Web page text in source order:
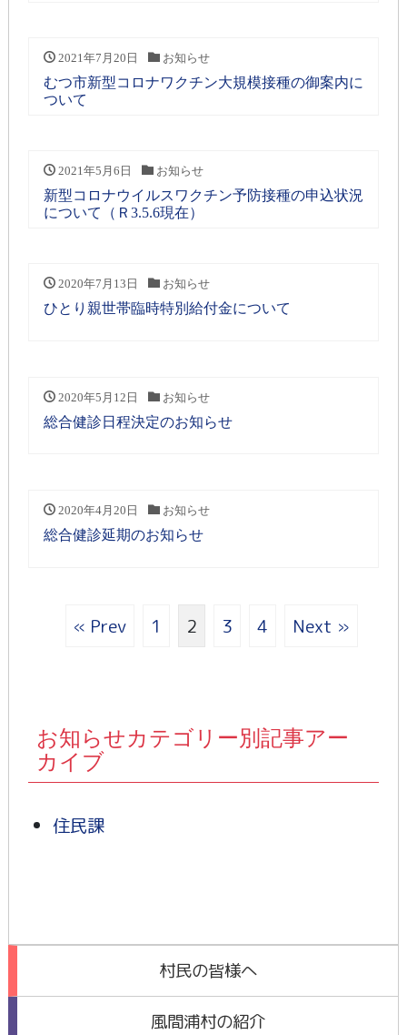
2021年7月20日 お知らせ
むつ市新型コロナワクチン大規模接種の御案内に
ついて
2021年5月6日 お知らせ
新型コロナウイルスワクチン予防接種の申込状況
について（Ｒ3.5.6現在）
2020年7月13日 お知らせ
ひとり親世帯臨時特別給付金について
2020年5月12日 お知らせ
総合健診日程決定のお知らせ
2020年4月20日 お知らせ
総合健診延期のお知らせ
« Prev 1 2 3 4 Next »
お知らせカテゴリー別記事アー
カイブ
住民課
村民の皆様へ
風間浦村の紹介